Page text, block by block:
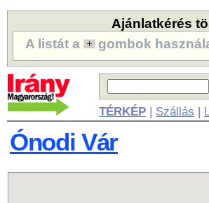
Ajánlatkérés
A listát a
gombok
TÉRKÉP| Szállás |
Ónodi Vár